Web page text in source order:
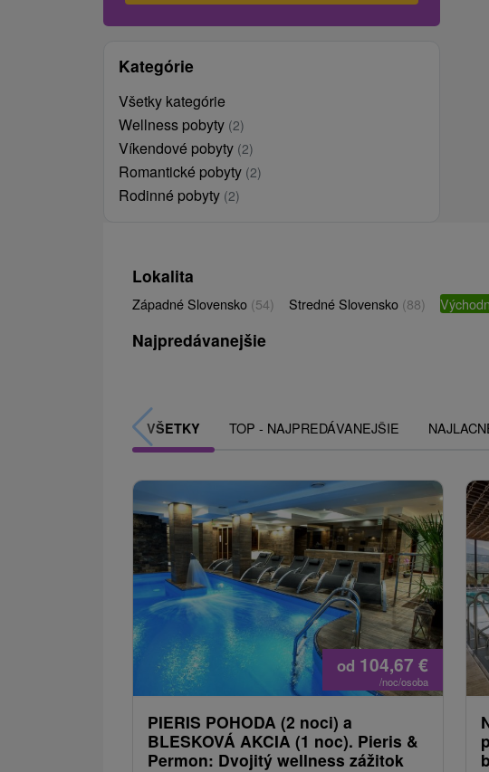
Kategórie
Všetky kategórie
Wellness pobyty (2)
Víkendové pobyty (2)
Romantické pobyty (2)
Rodinné pobyty (2)
Lokalita
Západné Slovensko (54) Stredné Slovensko (88)
Najpredávanejšie
VŠETKY TOP - NAJPREDÁVANEJŠIE
od 104,67 €
/noc/osoba
PIERIS POHODA (2 noci) a
BLESKOVÁ AKCIA (1 noc). Pieris &
Permon: Dvojitý wellness zážitok